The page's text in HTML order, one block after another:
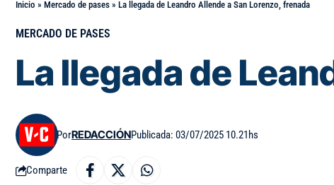
Inicio » Mercado de pases » La llegada de Leandro Allende a San Lorenzo, frenada
MERCADO DE PASES
La llegada de
PorREDACCIÓNPublicada: 03/07/2025 10.21hs
Comparte